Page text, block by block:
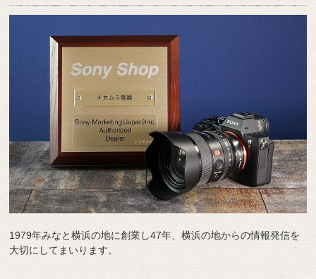
1979年みなと横浜の地に創業し47年、横浜の地からの情報発信を
大切にしてまいります。